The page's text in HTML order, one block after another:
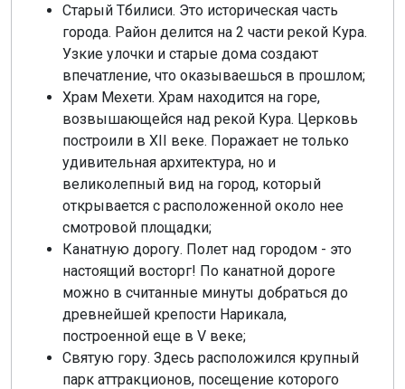
Старый Тбилиси. Это историческая часть
города. Район делится на 2 части рекой Кура.
Узкие улочки и старые дома создают
впечатление, что оказываешься в прошлом;
Храм Мехети. Храм находится на горе,
возвышающейся над рекой Кура. Церковь
построили в XII веке. Поражает не только
удивительная архитектура, но и
великолепный вид на город, который
открывается с расположенной около нее
смотровой площадки;
Канатную дорогу. Полет над городом - это
настоящий восторг! По канатной дороге
можно в считанные минуты добраться до
древнейшей крепости Нарикала,
построенной еще в V веке;
Святую гору. Здесь расположился крупный
парк аттракционов, посещение которого